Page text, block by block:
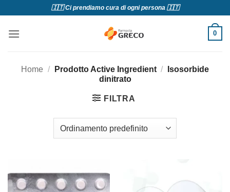
contenuti
🇮🇹 Ci prendiamo cura di ogni persona 🇮🇹
0
Home / Prodotto Active Ingredient /
Isosorbide
dinitrato
FILTRA